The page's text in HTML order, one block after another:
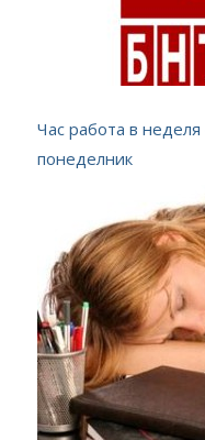
Час работа в неделя
понеделник